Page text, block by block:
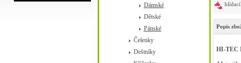
Dámské
Dětské
Pánské
Čelenky
Deštníky
hlídací
Popis
HI-TEC